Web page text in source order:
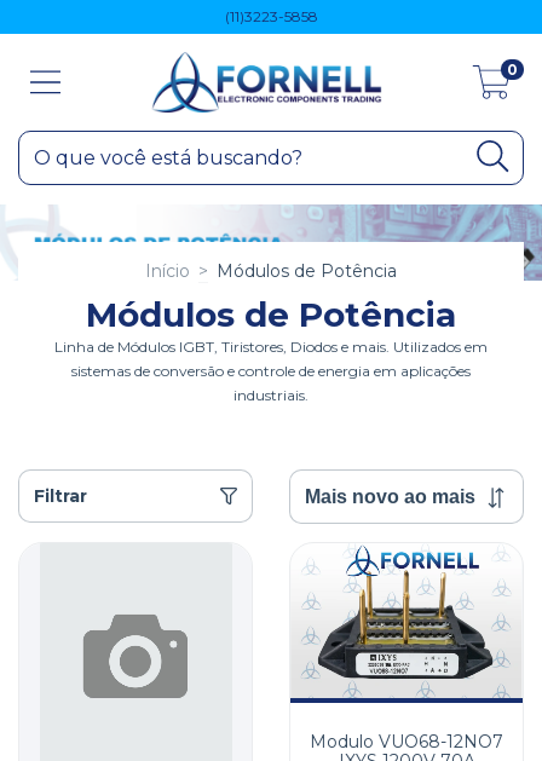
(11)3223-5858
0
Início > Módulos de Potência
Módulos de Potência
Linha de Módulos IGBT, Tiristores, Diodos e mais. Utilizados em
sistemas de conversão e controle de energia em aplicações
industriais.
Filtrar
Modulo VUO68-12NO7